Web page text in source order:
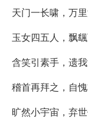
天门一长啸，万里
玉女四五人，飘颻
含笑引素手，遗我
稽首再拜之，自愧
旷然小宇宙，弃世